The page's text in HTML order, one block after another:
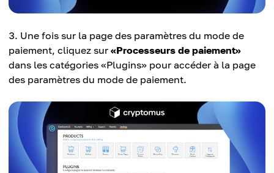
Une fois sur la page des paramètres du mode de
paiement, cliquez sur «Processeurs de paiement»
dans les catégories «Plugins» pour accéder à la page
des paramètres du mode de paiement.